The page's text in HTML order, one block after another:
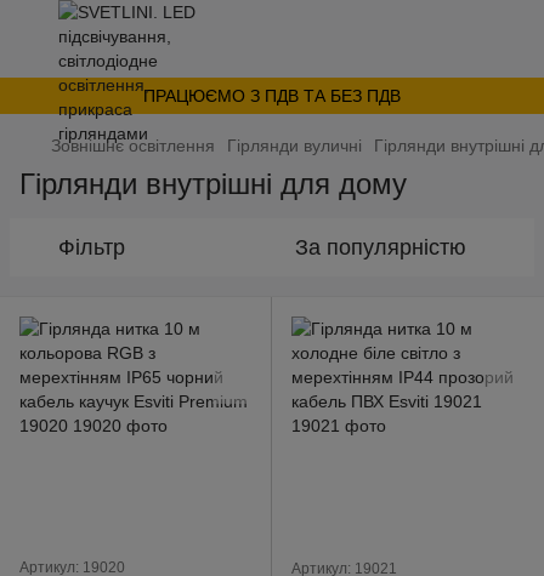
ПРАЦЮЄМО З ПДВ ТА БЕЗ ПДВ
Зовнішнє освітлення Гірлянди вуличні Гірлянди внутрішні
Гірлянди внутрішні для дому
Фільтр За популярністю
Артикул: 19020 Артикул: 19021